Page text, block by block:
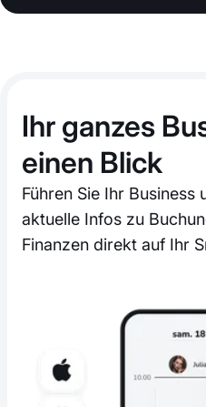
Ihr ganzes
einen Blick
Führen Sie Ihr Business
aktuelle Infos zu
Finanzen direkt auf Ihr